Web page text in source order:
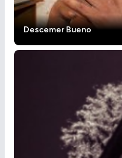
Descemer Bueno